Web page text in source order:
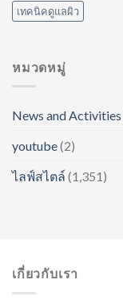
เทคนิคดูแลผิว
หมวดหมู่
News and Activities
youtube(2)
ไลฟ์สไตล์ (1,351)
เกี่ยวกับเรา